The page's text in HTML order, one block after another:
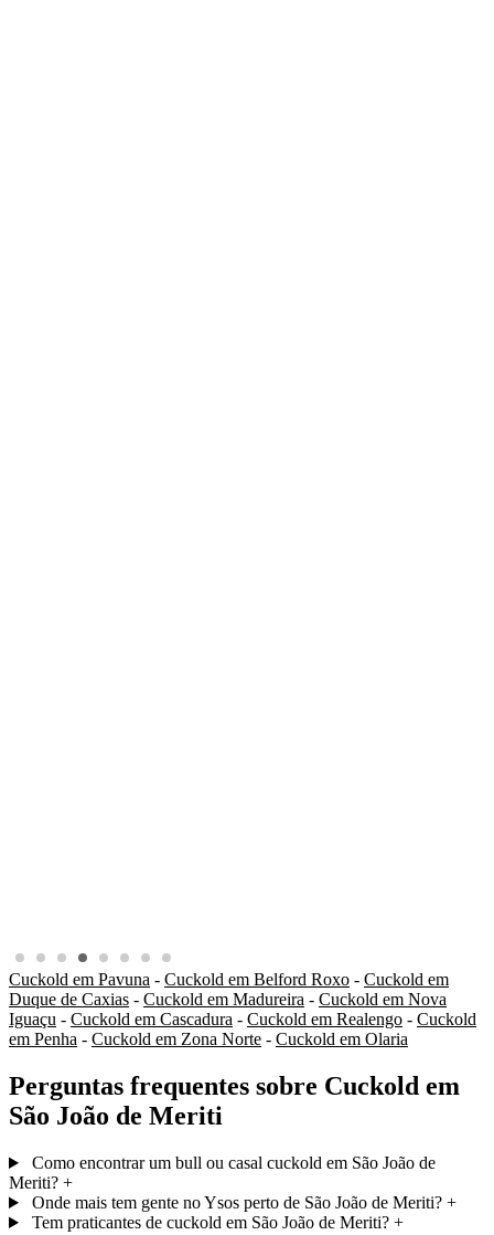
Cuckold em Pavuna - Cuckold em Belford Roxo - Cuckold em
Duque de Caxias - Cuckold em Madureira - Cuckold em Nova
Iguaçu - Cuckold em Cascadura - Cuckold em Realengo - Cuckold
em Penha - Cuckold em Zona Norte - Cuckold em Olaria
Perguntas frequentes sobre Cuckold em
São João de Meriti
Como encontrar um bull ou casal cuckold em São João de
Meriti? +
Onde mais tem gente no Ysos perto de São João de Meriti? +
Tem praticantes de cuckold em São João de Meriti? +